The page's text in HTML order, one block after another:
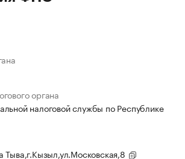
органа
налоговой службы по Республике
Тыва,г.Кызыл,ул.Московская,8